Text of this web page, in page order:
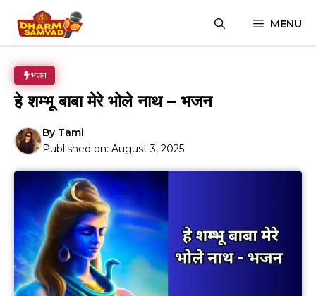
content
MENU
भजन
हे शम्भू बाबा मेरे भोले नाथ – भजन
By Tami
Published on: August 3, 2025